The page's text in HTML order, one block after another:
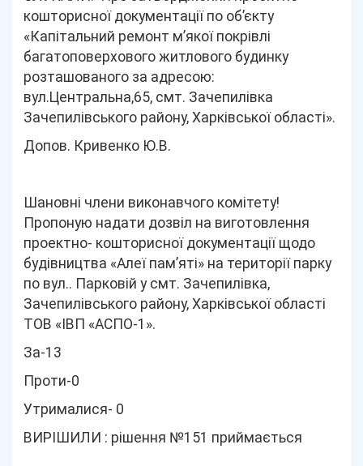
кошторисної документації по об’єкту
«Капітальний ремонт м’якої покрівлі
багатоповерхового житлового будинку
розташованого за адресою:
вул.Центральна,65, смт. Зачепилівка
Зачепилівського району, Харківської області».
Допов. Кривенко Ю.В.
Шановні члени виконавчого комітету!
Пропоную надати дозвіл на виготовлення
проектно- кошторисної документації щодо
будівництва «Алеї пам’яті» на території парку
по вул.. Парковій у смт. Зачепилівка,
Зачепилівського району, Харківської області
ТОВ «ІВП «АСПО-1».
За-13
Проти-0
Утрималися- 0
ВИРІШИЛИ : рішення №151 приймається